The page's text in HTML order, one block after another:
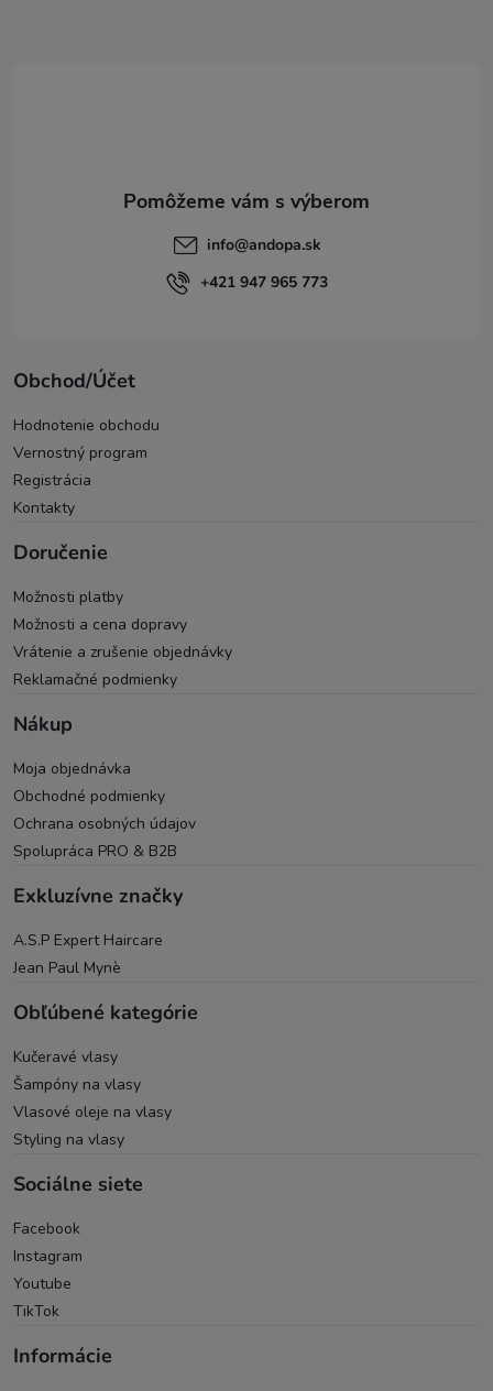
info@andopa.sk
+421 947 965 773
Obchod/Účet
Hodnotenie obchodu
Vernostný program
Registrácia
Kontakty
Doručenie
Možnosti platby
Možnosti a cena dopravy
Vrátenie a zrušenie objednávky
Reklamačné podmienky
Nákup
Moja objednávka
Obchodné podmienky
Ochrana osobných údajov
Spolupráca PRO & B2B
Exkluzívne značky
A.S.P Expert Haircare
Jean Paul Mynè
Obľúbené kategórie
Kučeravé vlasy
Šampóny na vlasy
Vlasové oleje na vlasy
Styling na vlasy
Sociálne siete
Facebook
Instagram
Youtube
TikTok
Informácie